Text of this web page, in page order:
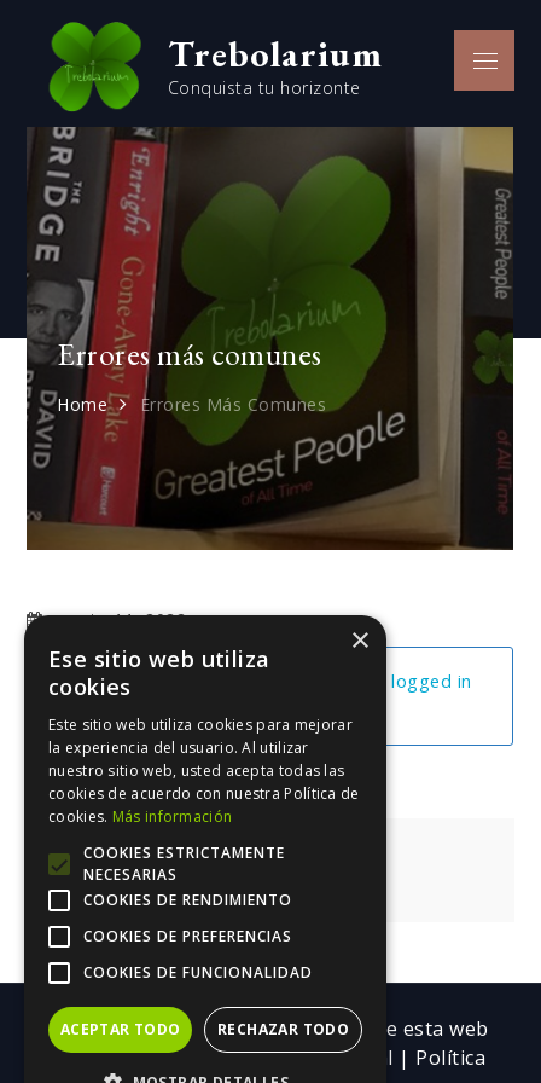
content
Trebolarium
Conquista tu horizonte
Menu
Errores más comunes
Home Errores Más Comunes
agosto 11, 2022
You cannot view this unit as you're not logged in
Navegación
de
entradas
Promoción Gratuita
La Buena Trama
Copyright ©| Todos los contenidos de esta web
pertenecen a Trebolarium.Aviso legal | Política
×
Ese sitio web utiliza
cookies
Este sitio web utiliza cookies para mejorar
la experiencia del usuario. Al utilizar
nuestro sitio web, usted acepta todas las
cookies de acuerdo con nuestra Política de
cookies. Más información
COOKIES ESTRICTAMENTE
NECESARIAS
COOKIES DE RENDIMIENTO
COOKIES DE PREFERENCIAS
COOKIES DE FUNCIONALIDAD
ACEPTAR TODO RECHAZAR TODO